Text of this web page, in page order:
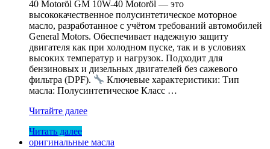
40 Motoröl GM 10W-40 Motoröl — это
высококачественное полусинтетическое моторное
масло, разработанное с учётом требований автомобилей
General Motors. Обеспечивает надежную защиту
двигателя как при холодном пуске, так и в условиях
высоких температур и нагрузок. Подходит для
бензиновых и дизельных двигателей без сажевого
фильтра (DPF).
Ключевые характеристики: Тип
масла: Полусинтетическое Класс …
М/
GM
10W40
Читайте далее
Читать далее
оригинальные масла